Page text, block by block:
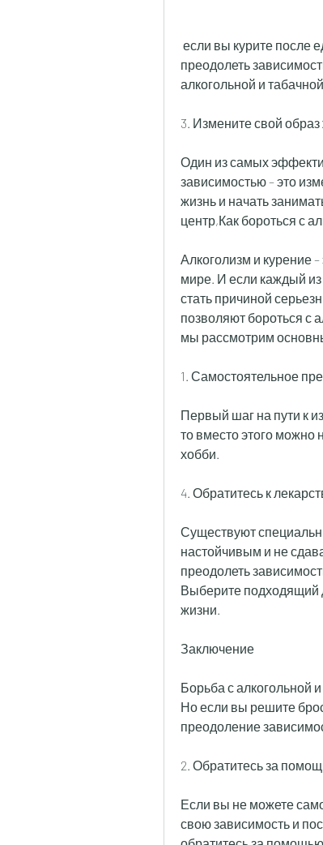
преодолеть
алкогольной и
3. Измените свой образ
Один из самых
зависимостью – это
жизнь и начать
центр,Как бороться с
Алкоголизм и курение
мире. И если каждый
стать причиной
позволяют бороться с
мы рассмотрим
1. Самостоятельное
Первый шаг на пути к
то вместо этого можно
хобби.
4. Обратитесь к
Существуют
настойчивым и не
преодолеть
Выберите подходящий
жизни.
Заключение
Борьба с алкогольной
Но если вы решите
преодоление
2. Обратитесь за
Если вы не можете
свою зависимость и